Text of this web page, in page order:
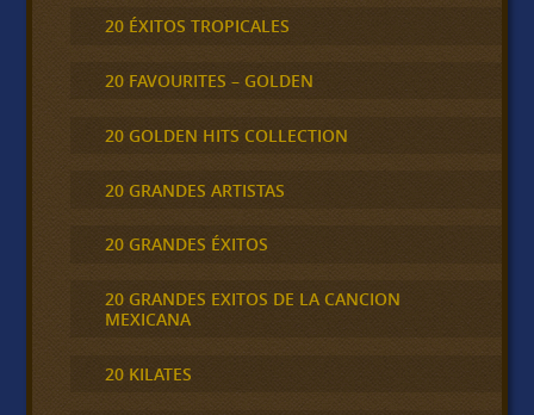
20 ÉXITOS TROPICALES
20 FAVOURITES – GOLDEN
20 GOLDEN HITS COLLECTION
20 GRANDES ARTISTAS
20 GRANDES ÉXITOS
20 GRANDES EXITOS DE LA CANCION
MEXICANA
20 KILATES